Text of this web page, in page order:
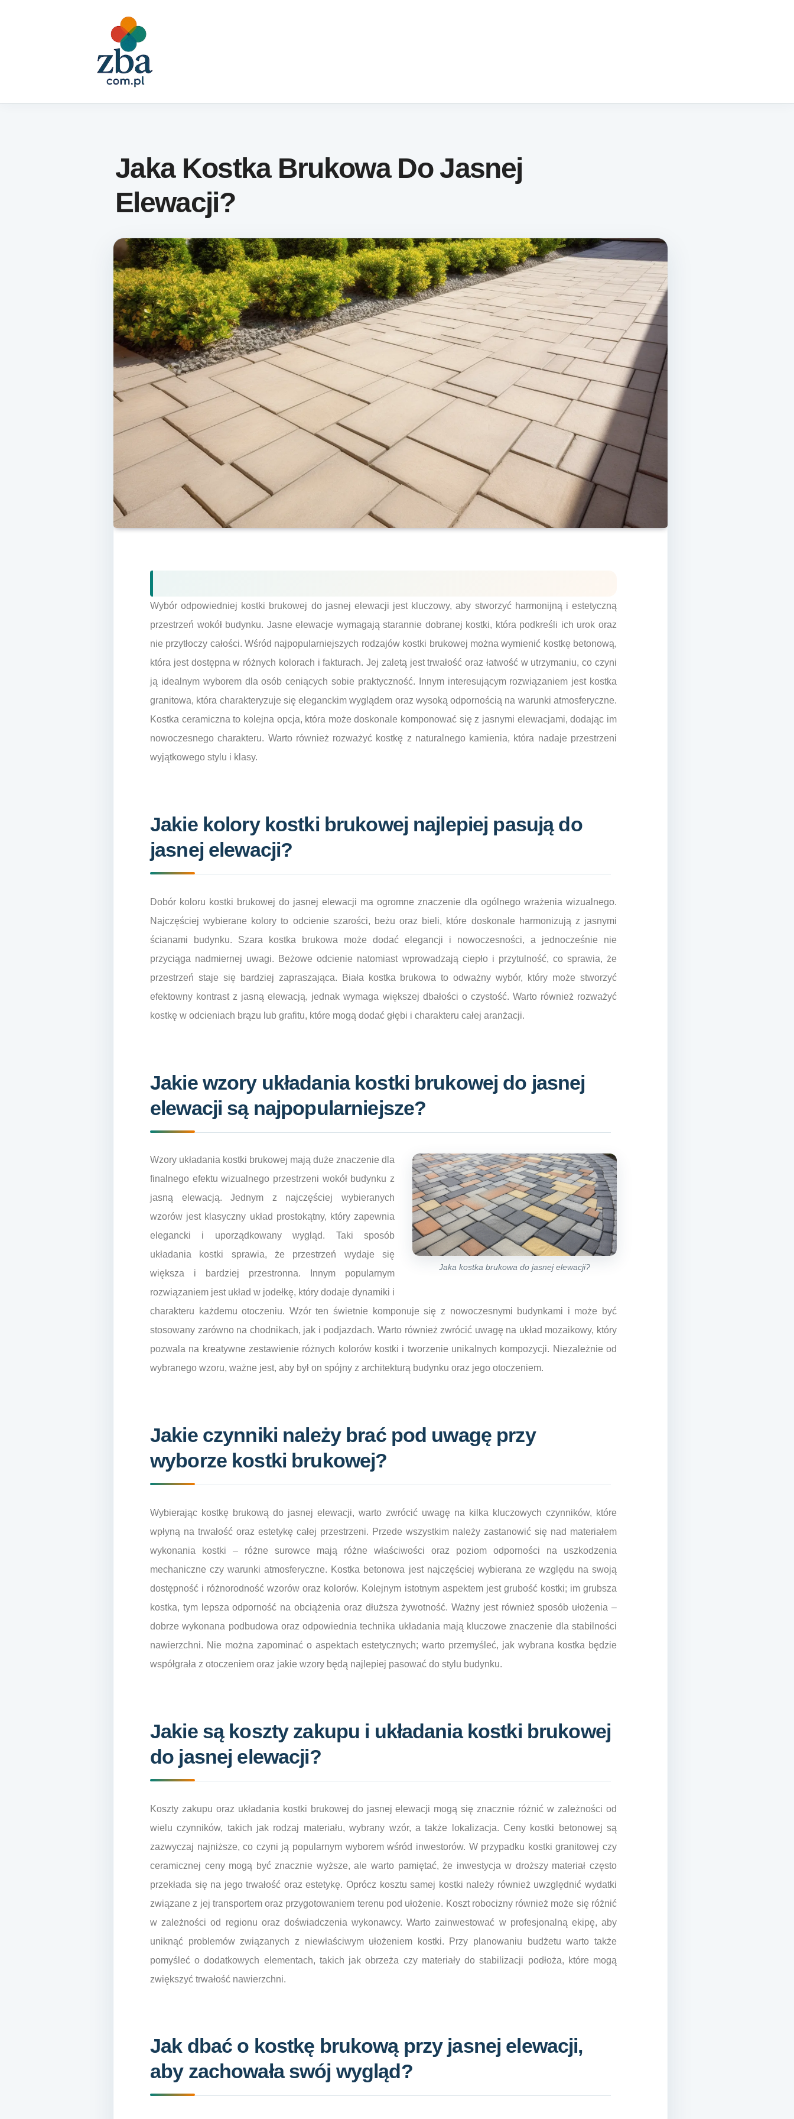
Jaka Kostka Brukowa Do Jasnej
Elewacji?
Wybór odpowiedniej kostki brukowej do jasnej elewacji jest kluczowy, aby stworzyć harmonijną i estetyczną
przestrzeń wokół budynku. Jasne elewacje wymagają starannie dobranej kostki, która podkreśli ich urok oraz
nie przytłoczy całości. Wśród najpopularniejszych rodzajów kostki brukowej można wymienić kostkę betonową,
która jest dostępna w różnych kolorach i fakturach. Jej zaletą jest trwałość oraz łatwość w utrzymaniu, co czyni
ją idealnym wyborem dla osób ceniących sobie praktyczność. Innym interesującym rozwiązaniem jest kostka
granitowa, która charakteryzuje się eleganckim wyglądem oraz wysoką odpornością na warunki atmosferyczne.
Kostka ceramiczna to kolejna opcja, która może doskonale komponować się z jasnymi elewacjami, dodając im
nowoczesnego charakteru. Warto również rozważyć kostkę z naturalnego kamienia, która nadaje przestrzeni
wyjątkowego stylu i klasy.
Jakie kolory kostki brukowej najlepiej pasują do
jasnej elewacji?
Dobór koloru kostki brukowej do jasnej elewacji ma ogromne znaczenie dla ogólnego wrażenia wizualnego.
Najczęściej wybierane kolory to odcienie szarości, beżu oraz bieli, które doskonale harmonizują z jasnymi
ścianami budynku. Szara kostka brukowa może dodać elegancji i nowoczesności, a jednocześnie nie
przyciąga nadmiernej uwagi. Beżowe odcienie natomiast wprowadzają ciepło i przytulność, co sprawia, że
przestrzeń staje się bardziej zapraszająca. Biała kostka brukowa to odważny wybór, który może stworzyć
efektowny kontrast z jasną elewacją, jednak wymaga większej dbałości o czystość. Warto również rozważyć
kostkę w odcieniach brązu lub grafitu, które mogą dodać głębi i charakteru całej aranżacji.
Jakie wzory układania kostki brukowej do jasnej
elewacji są najpopularniejsze?
Jaka kostka brukowa do jasnej elewacji?
Wzory układania kostki brukowej mają duże znaczenie dla
finalnego efektu wizualnego przestrzeni wokół budynku z
jasną elewacją. Jednym z najczęściej wybieranych
wzorów jest klasyczny układ prostokątny, który zapewnia
elegancki i uporządkowany wygląd. Taki sposób
układania kostki sprawia, że przestrzeń wydaje się
większa i bardziej przestronna. Innym popularnym
rozwiązaniem jest układ w jodełkę, który dodaje dynamiki i
charakteru każdemu otoczeniu. Wzór ten świetnie komponuje się z nowoczesnymi budynkami i może być
stosowany zarówno na chodnikach, jak i podjazdach. Warto również zwrócić uwagę na układ mozaikowy, który
pozwala na kreatywne zestawienie różnych kolorów kostki i tworzenie unikalnych kompozycji. Niezależnie od
wybranego wzoru, ważne jest, aby był on spójny z architekturą budynku oraz jego otoczeniem.
Jakie czynniki należy brać pod uwagę przy
wyborze kostki brukowej?
Wybierając kostkę brukową do jasnej elewacji, warto zwrócić uwagę na kilka kluczowych czynników, które
wpłyną na trwałość oraz estetykę całej przestrzeni. Przede wszystkim należy zastanowić się nad materiałem
wykonania kostki – różne surowce mają różne właściwości oraz poziom odporności na uszkodzenia
mechaniczne czy warunki atmosferyczne. Kostka betonowa jest najczęściej wybierana ze względu na swoją
dostępność i różnorodność wzorów oraz kolorów. Kolejnym istotnym aspektem jest grubość kostki; im grubsza
kostka, tym lepsza odporność na obciążenia oraz dłuższa żywotność. Ważny jest również sposób ułożenia –
dobrze wykonana podbudowa oraz odpowiednia technika układania mają kluczowe znaczenie dla stabilności
nawierzchni. Nie można zapominać o aspektach estetycznych; warto przemyśleć, jak wybrana kostka będzie
współgrała z otoczeniem oraz jakie wzory będą najlepiej pasować do stylu budynku.
Jakie są koszty zakupu i układania kostki brukowej
do jasnej elewacji?
Koszty zakupu oraz układania kostki brukowej do jasnej elewacji mogą się znacznie różnić w zależności od
wielu czynników, takich jak rodzaj materiału, wybrany wzór, a także lokalizacja. Ceny kostki betonowej są
zazwyczaj najniższe, co czyni ją popularnym wyborem wśród inwestorów. W przypadku kostki granitowej czy
ceramicznej ceny mogą być znacznie wyższe, ale warto pamiętać, że inwestycja w droższy materiał często
przekłada się na jego trwałość oraz estetykę. Oprócz kosztu samej kostki należy również uwzględnić wydatki
związane z jej transportem oraz przygotowaniem terenu pod ułożenie. Koszt robocizny również może się różnić
w zależności od regionu oraz doświadczenia wykonawcy. Warto zainwestować w profesjonalną ekipę, aby
uniknąć problemów związanych z niewłaściwym ułożeniem kostki. Przy planowaniu budżetu warto także
pomyśleć o dodatkowych elementach, takich jak obrzeża czy materiały do stabilizacji podłoża, które mogą
zwiększyć trwałość nawierzchni.
Jak dbać o kostkę brukową przy jasnej elewacji,
aby zachowała swój wygląd?